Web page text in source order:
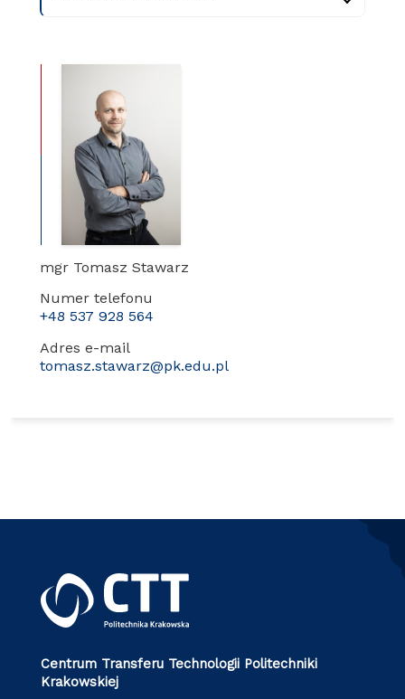
mgr Tomasz Stawarz
Numer telefonu
+48 537 928 564
Adres e-mail
tomasz.stawarz@pk.edu.pl
Centrum Transferu Technologii Politechniki
Krakowskiej